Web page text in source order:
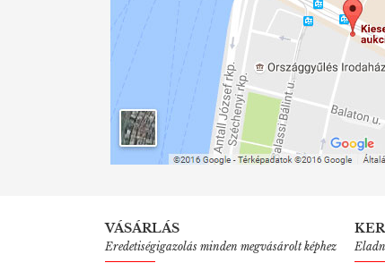
VÁSÁRLÁS
Eredetiségigazolás minden megvásárolt képhez